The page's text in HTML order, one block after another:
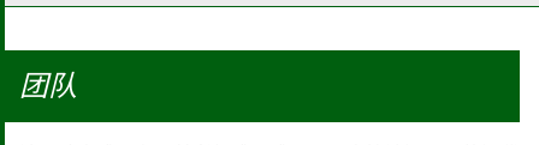
文档
生态系统
团队